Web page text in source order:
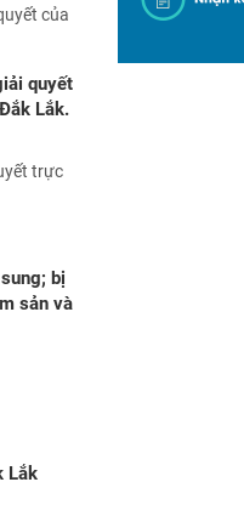
của
quyết
Lắk.
trực
bị
sản và
Lắk